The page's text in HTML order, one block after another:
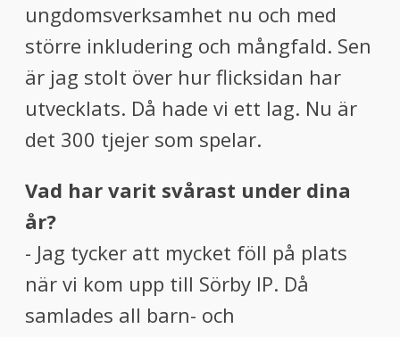
ungdomsverksamhet nu och med
större inkludering och mångfald. Sen
är jag stolt över hur flicksidan har
utvecklats. Då hade vi ett lag. Nu är
det 300 tjejer som spelar.
Vad har varit svårast under dina
år?
- Jag tycker att mycket föll på plats
när vi kom upp till Sörby IP. Då
samlades all barn- och